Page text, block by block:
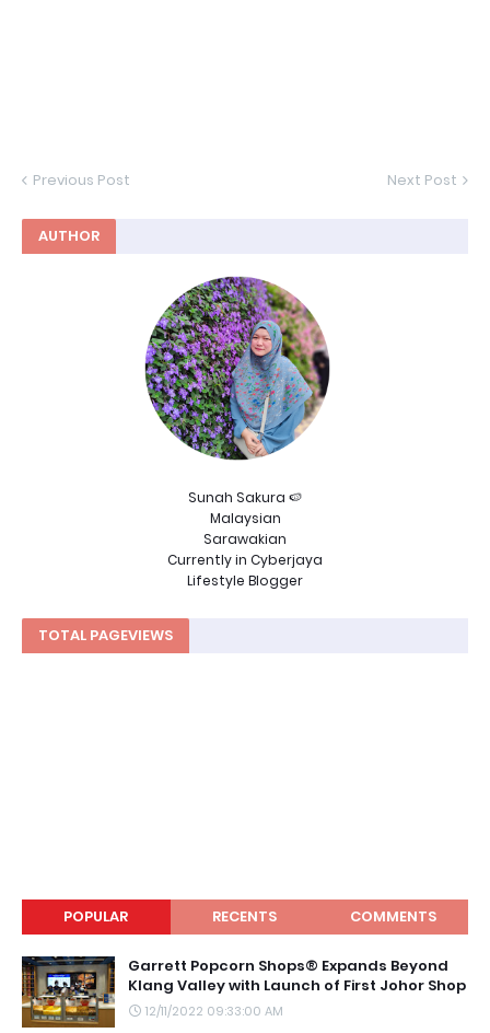
Previous Post Next Post
AUTHOR
Sunah Sakura 🍉
Malaysian
Sarawakian
Currently in Cyberjaya
Lifestyle Blogger
TOTAL PAGEVIEWS
POPULAR RECENTS COMMENTS
Garrett Popcorn Shops® Expands Beyond
Klang Valley with Launch of First Johor Shop
12/11/2022 09:33:00 AM